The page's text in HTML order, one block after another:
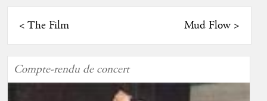
< The Film Mud Flow>
Compte-rendu de concert